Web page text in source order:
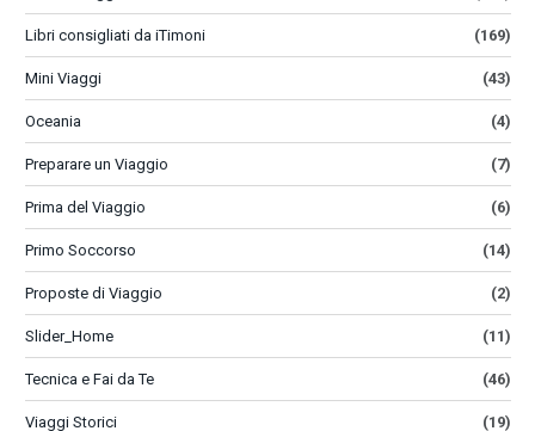
Libri consigliati da iTimoni (169)
Mini Viaggi (43)
Oceania (4)
Preparare un Viaggio (7)
Prima del Viaggio (6)
Primo Soccorso (14)
Proposte di Viaggio (2)
Slider_Home (11)
Tecnica e Fai da Te (46)
Viaggi Storici (19)